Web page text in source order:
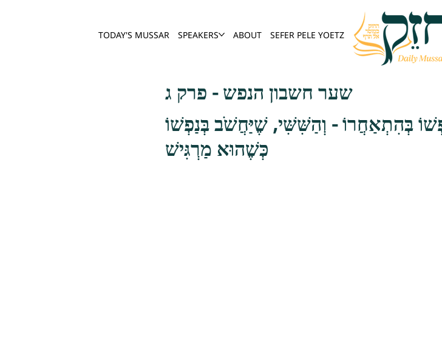
TODAY'S MUSSAR SPEAKERS ABOUT SEFER PELE YOETZ
שער חשבון הנפש - פרק ג
בְּהִתְאַחֲרוֹ - וְהַשִּׁשִּׁי, שֶׁיַּחֲשֹׁב בְּנַפְשׁוֹ
כְּשֶׁהוּא מַרְגִּישׁ